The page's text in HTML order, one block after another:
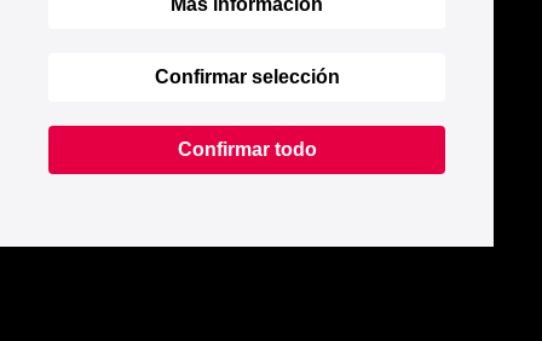
Más información
Confirmar selección
Confirmar todo